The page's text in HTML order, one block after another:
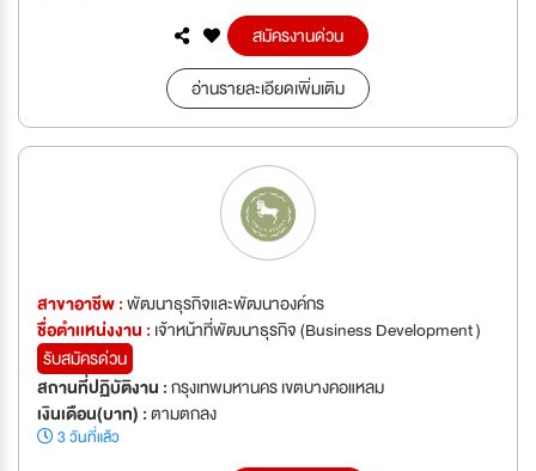
สมัครงานด่วน
อ่านรายละเอียดเพิ่มเติม
สาขาอาชีพ :พัฒนาธุรกิจและพัฒนาองค์กร
ชื่อตำเเหน่งงาน : เจ้าหน้าที่พัฒนาธุรกิจ (Business Development )
รับสมัครด่วน
สถานที่ปฏิบัติงาน :กรุงเทพมหานคร เขตบางคอแหลม
เงินเดือน(บาท) :ตามตกลง
3 วันที่แล้ว